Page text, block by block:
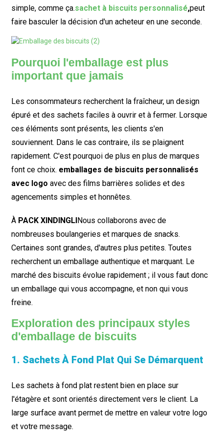
simple, comme ça.sachet à biscuits personnalisé,peut
faire basculer la décision d'un acheteur en une seconde.
Pourquoi l'emballage est plus
important que jamais
Les consommateurs recherchent la fraîcheur, un design
épuré et des sachets faciles à ouvrir et à fermer. Lorsque
ces éléments sont présents, les clients s'en
souviennent. Dans le cas contraire, ils se plaignent
rapidement. C'est pourquoi de plus en plus de marques
font ce choix. emballages de biscuits personnalisés
avec logo avec des films barrières solides et des
agencements simples et honnêtes.
À PACK XINDINGLINous collaborons avec de
nombreuses boulangeries et marques de snacks.
Certaines sont grandes, d'autres plus petites. Toutes
recherchent un emballage authentique et marquant. Le
marché des biscuits évolue rapidement ; il vous faut donc
un emballage qui vous accompagne, et non qui vous
freine.
Exploration des principaux styles
d'emballage de biscuits
1. Sachets À Fond Plat Qui Se Démarquent
Les sachets à fond plat restent bien en place sur
l'étagère et sont orientés directement vers le client. La
large surface avant permet de mettre en valeur votre logo
et votre message.